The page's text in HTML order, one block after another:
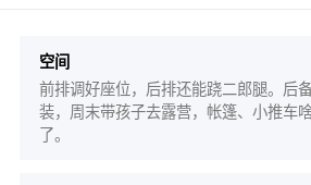
空间
前排调好座位，后排还能跷二郎腿。后
装，周末带孩子去露营，帐篷、小推车
了。